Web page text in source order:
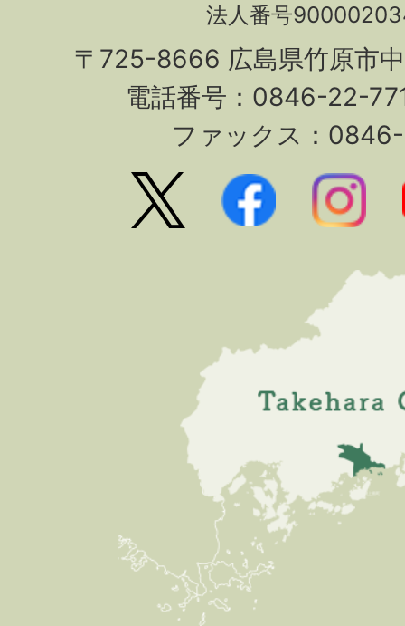
法人番号
〒725-8666 広島県竹原市
電話番号：0846-22-
ファックス：